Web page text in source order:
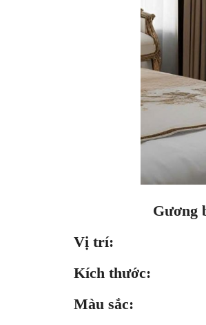
Gương
Vị trí:
Kích thước:
800
Màu sắc: